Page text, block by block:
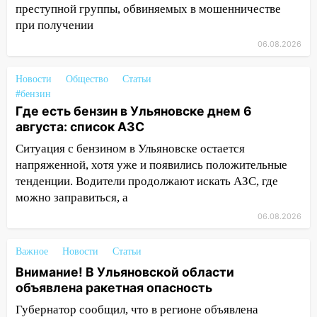
13:01 В Засвияжье Skoda сбила
женщину на пешеходном переходе
летнюю женщину на пешеходном
переходе
12:40 В Новой Малыкле Mitsubishi сбил
велосипедиста на перекрёстке
12:21 Заволжье ушло под воду после
ливня: дорожникам пришлось срочно
расчищать ливнёвки
сентябрю
10:25 Курьер мошенников из Казани
забрал у пенсионерки из
Димитровграда более 1,1 млн рублей
преступной группы, обвиняемых в мошенничестве
при получении
06.08.2026
Новости Общество
Статьи
#бензин
Где есть бензин в Ульяновске днем 6
августа: список АЗС
Ситуация с бензином в Ульяновске остается
напряженной, хотя уже и появились положительные
тенденции. Водители продолжают искать АЗС, где
можно заправиться, а
06.08.2026
Важное Новости Статьи
Внимание! В Ульяновской области
объявлена ракетная опасность
Губернатор сообщил, что в регионе объявлена